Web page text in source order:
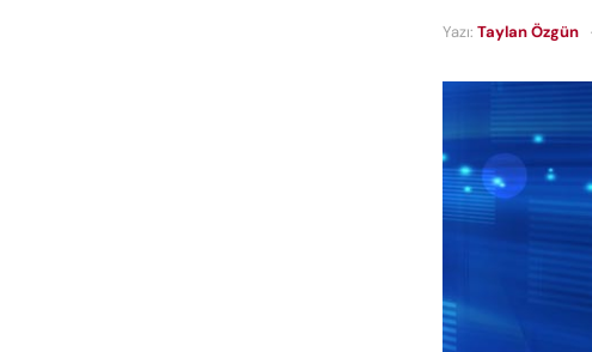
Yazı: Taylan Özgün